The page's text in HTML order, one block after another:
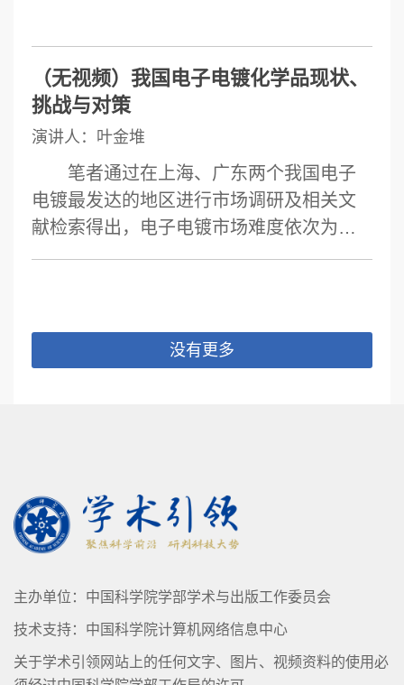
（无视频）我国电子电镀化学品现状、
挑战与对策
演讲人：叶金堆
笔者通过在上海、广东两个我国电子
电镀最发达的地区进行市场调研及相关文
献检索得出，电子电镀市场难度依次为晶
圆电镀、封装与测试、PCB、连接器，主
化学铜(PTH)等。晶圆电镀、芯片封装的电
子电镀化学品全部被国外品牌垄断;PCB电
板的前处理、退镀等周边药水上。镀锡化
学品完全可以替代进口。目前国产电子电
镀化学品的原料基本上是国外进口，国内
外手里。晶圆电镀及芯片封装是资金密集
型、人才密集型行业，其电子电镀化学品
及其实验检测设备都是由电镀设备商统一
没有更多
主办单位：中国科学院学部学术与出版工作委员会
技术支持：中国科学院计算机网络信息中心
关于学术引领网站上的任何文字、图片、视频资料的使用必